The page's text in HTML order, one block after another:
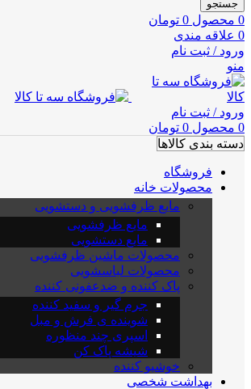
جستجو
0 محصول 0 تومان
0 علاقه مندی
ورود / ثبت نام
منو
ورود / ثبت نام
0 محصول 0 تومان
دسته بندی کالاها
فروشگاه
محصولات خانه
مایع ظرفشویی و دستشویی
مایع ظرفشویی
مایع دستشویی
محصولات ماشین ظرفشویی
محصولات لباسشویی
پاک کننده و ضدعفونی کننده
جرم گیر و سفید کننده
شوینده ی فرش و مبل
اسپری چند منظوره
شیشه پاک کن
خوشبو کننده
بهداشت شخصی